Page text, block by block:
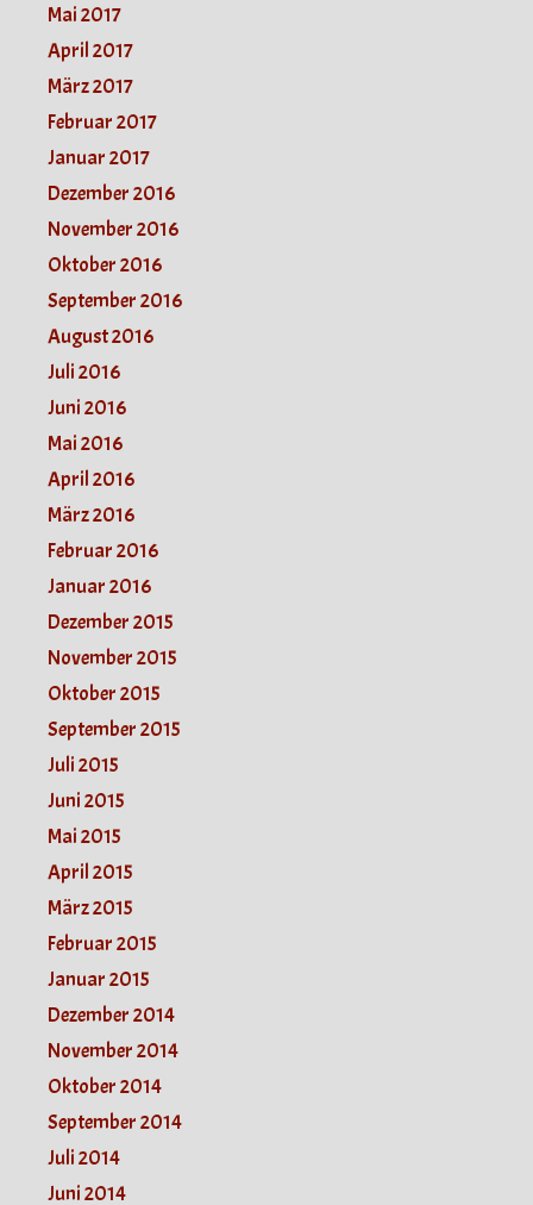
Mai 2017
April 2017
März 2017
Februar 2017
Januar 2017
Dezember 2016
November 2016
Oktober 2016
September 2016
August 2016
Juli 2016
Juni 2016
Mai 2016
April 2016
März 2016
Februar 2016
Januar 2016
Dezember 2015
November 2015
Oktober 2015
September 2015
Juli 2015
Juni 2015
Mai 2015
April 2015
März 2015
Februar 2015
Januar 2015
Dezember 2014
November 2014
Oktober 2014
September 2014
Juli 2014
Juni 2014